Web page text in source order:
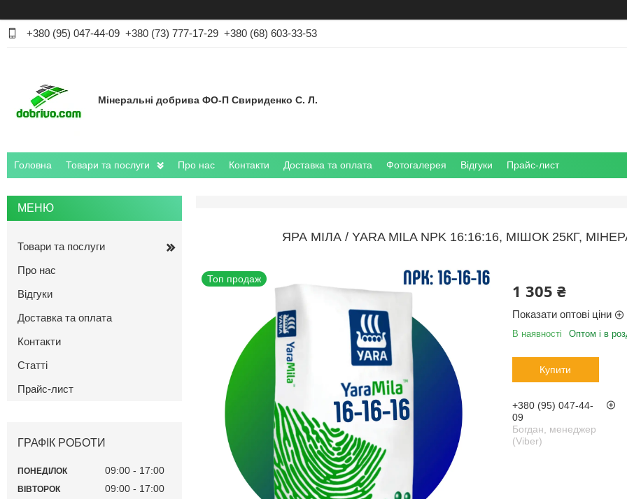
+380 (95) 047-44-09 +380 (73) 777-17-29 +380 (68) 603-33-53
Мінеральні добрива ФО-П Свириденко С. Л.
Головна Товари та послуги Про нас Контакти Доставка та оплата Фотогалерея Відгуки Прайс-лист
ЯРА МІЛА / YARA MILA NPK 16:16:16, МІШОК 25КГ,
Топ продаж
1 305 ₴
Показати оптові ціни
В наявності Оптом і в
Купити
+380 (95) 047-44-
09
Богдан, менеджер
(Viber)
Товари та послуги
Про нас
Відгуки
Доставка та оплата
Контакти
Статті
Прайс-лист
ГРАФІК РОБОТИ
ПОНЕДІЛОК 09:00 17:00
ВІВТОРОК 09:00 17:00